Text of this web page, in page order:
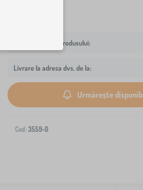
Livrare la adresa dvs. de la:
Urmărește
Cod: 3559-0